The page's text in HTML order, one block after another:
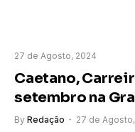
27 de Agosto, 2024
Caetano,
setembro na
By Redação 27 de